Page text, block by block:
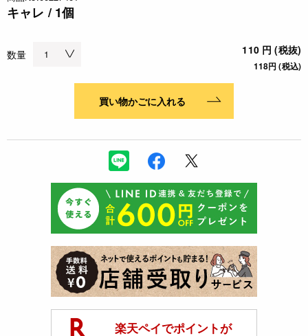
キャレ / 1個
数量 110 円 (税抜)
118円 (税込)
買い物かごに入れる